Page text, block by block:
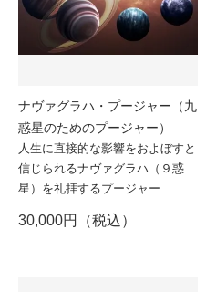
ナヴァグラハ・プージャー（九
惑星のためのプージャー）
人生に直接的な影響をおよぼすと
信じられるナヴァグラハ（９惑
星）を礼拝するプージャー
30,000円（税込）